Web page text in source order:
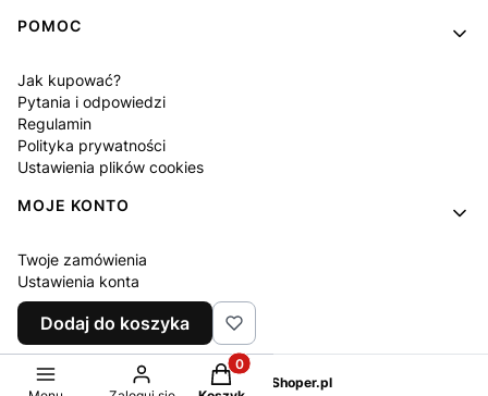
POMOC
Jak kupować?
Pytania i odpowiedzi
Regulamin
Polityka prywatności
Ustawienia plików cookies
MOJE KONTO
Twoje zamówienia
Ustawienia konta
Ulubione
Program lojalnościowy
Sklep internetowy Shoper.pl
Dodaj do koszyka
Produkty w koszyku: 0. Zobacz